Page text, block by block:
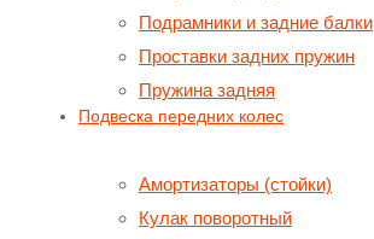
Подрамники и задние балки
Проставки задних пружин
Пружина задняя
Подвеска передних колес
Амортизаторы (стойки)
Кулак поворотный